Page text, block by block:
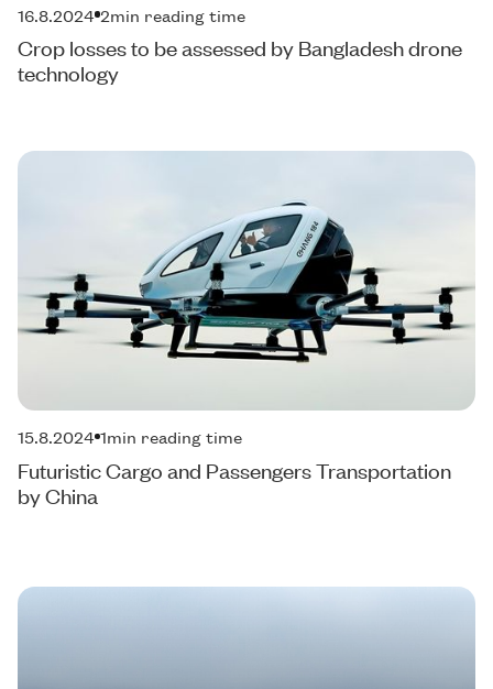
16.8.2024 2min reading time
Crop losses to be assessed by Bangladesh drone
technology
15.8.2024 1min reading time
Futuristic Cargo and Passengers Transportation
by China